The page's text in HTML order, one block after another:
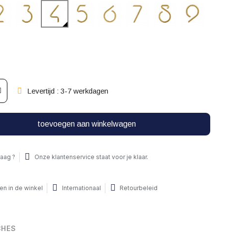
Levertijd : 3-7 werkdagen
toevoegen aan winkelwagen
? Onze klantenservice staat voor je klaar.
in de winkel Internationaal Retourbeleid